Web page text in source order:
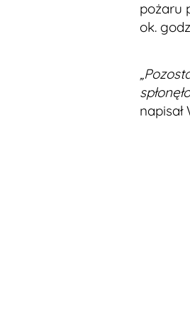
pożaru
ok.
napisał